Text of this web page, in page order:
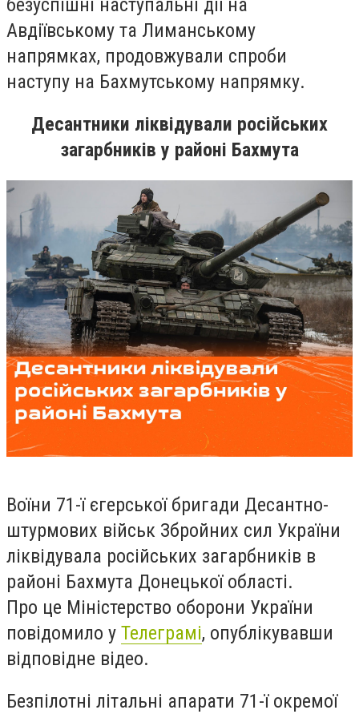
Авдіївському та Лиманському
напрямках, продовжували спроби
наступу на Бахмутському напрямку.
Десантники ліквідували російських
загарбників у районі Бахмута
Воїни 71-ї єгерської бригади Десантно-
штурмових військ Збройних сил України
ліквідувала російських загарбників в
районі Бахмута Донецької області.
Про це Міністерство оборони України
повідомило у Телеграмі, опублікувавши
відповідне відео.
Безпілотні літальні апарати 71-ї окремої